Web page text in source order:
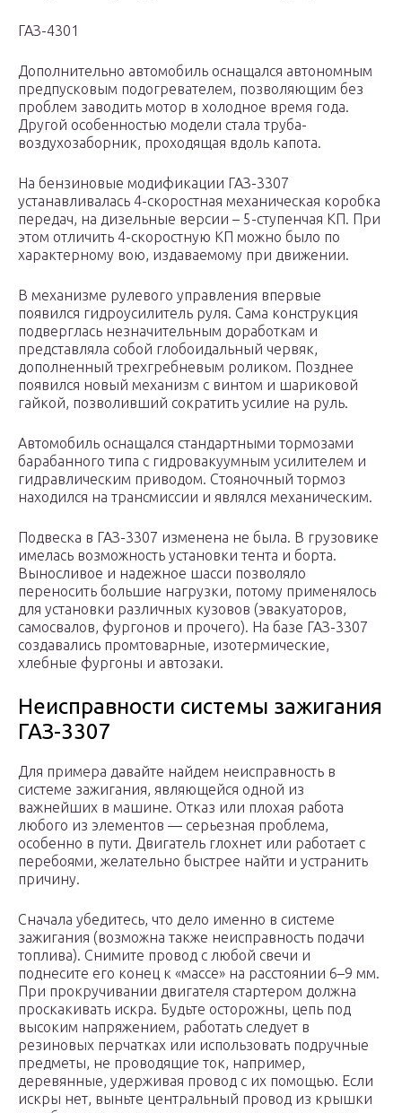
ГАЗ-4301
Дополнительно автомобиль оснащался автономным
предпусковым подогревателем, позволяющим без
проблем заводить мотор в холодное время года.
Другой особенностью модели стала труба-
воздухозаборник, проходящая вдоль капота.
На бензиновые модификации ГАЗ-3307
устанавливалась 4-скоростная механическая коробка
передач, на дизельные версии – 5-ступенчая КП. При
этом отличить 4-скоростную КП можно было по
характерному вою, издаваемому при движении.
В механизме рулевого управления впервые
появился гидроусилитель руля. Сама конструкция
подверглась незначительным доработкам и
представляла собой глобоидальный червяк,
дополненный трехгребневым роликом. Позднее
появился новый механизм с винтом и шариковой
гайкой, позволивший сократить усилие на руль.
Автомобиль оснащался стандартными тормозами
барабанного типа с гидровакуумным усилителем и
гидравлическим приводом. Стояночный тормоз
находился на трансмиссии и являлся механическим.
Подвеска в ГАЗ-3307 изменена не была. В грузовике
имелась возможность установки тента и борта.
Выносливое и надежное шасси позволяло
переносить большие нагрузки, потому применялось
для установки различных кузовов (эвакуаторов,
самосвалов, фургонов и прочего). На базе ГАЗ-3307
создавались промтоварные, изотермические,
хлебные фургоны и автозаки.
Неисправности системы зажигания
ГАЗ-3307
Для примера давайте найдем неисправность в
системе зажигания, являющейся одной из
важнейших в машине. Отказ или плохая работа
любого из элементов — серьезная проблема,
особенно в пути. Двигатель глохнет или работает с
перебоями, желательно быстрее найти и устранить
причину.
Сначала убедитесь, что дело именно в системе
зажигания (возможна также неисправность подачи
топлива). Снимите провод с любой свечи и
поднесите его конец к «массе» на расстоянии 6–9 мм.
При прокручивании двигателя стартером должна
проскакивать искра. Будьте осторожны, цепь под
высоким напряжением, работать следует в
резиновых перчатках или использовать подручные
предметы, не проводящие ток, например,
деревянные, удерживая провод с их помощью. Если
искры нет, выньте центральный провод из крышки